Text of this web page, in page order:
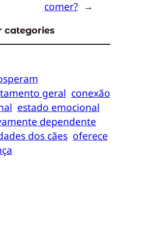
comer? →
categories
geral conexão
estado emocional
dependente
dos cães oferece